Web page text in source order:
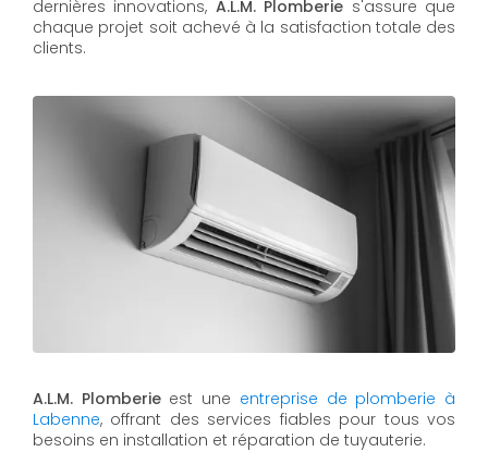
dernières innovations, A.L.M. Plomberie s'assure que
chaque projet soit achevé à la satisfaction totale des
clients.
A.L.M. Plomberieest une entreprise de plomberie à
Labenne, offrant des services fiables pour tous vos
besoins en installation et réparation de tuyauterie.